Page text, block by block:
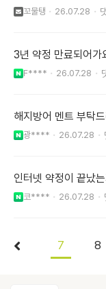
꼬물탱 26.07.28
3년 약정 만료되어가
F**** 26.07.28
해지방어 멘트 부탁
광**** 26.07.28
인터넷 약정이 끝났
코**** 26.07.28
7 8